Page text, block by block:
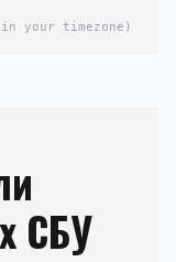
your timezone)
СБУ